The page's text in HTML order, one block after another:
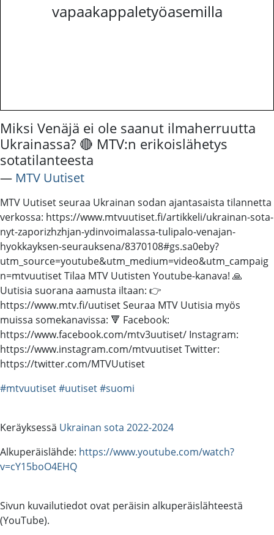
vapaakappaletyöasemilla
Miksi Venäjä ei ole saanut ilmaherruutta
Ukrainassa? 🔴 MTV:n erikoislähetys
sotatilanteesta
― MTV Uutiset
MTV Uutiset seuraa Ukrainan sodan ajantasaista tilannetta
verkossa: https://www.mtvuutiset.fi/artikkeli/ukrainan-sota-
nyt-zaporizhzhjan-ydinvoimalassa-tulipalo-venajan-
hyokkayksen-seurauksena/8370108#gs.sa0eby?
utm_source=youtube&utm_medium=video&utm_campaig
n=mtvuutiset Tilaa MTV Uutisten Youtube-kanava! 🙏
Uutisia suorana aamusta iltaan: 👉
https://www.mtv.fi/uutiset Seuraa MTV Uutisia myös
muissa somekanavissa: 🔻 Facebook:
https://www.facebook.com/mtv3uutiset/ Instagram:
https://www.instagram.com/mtvuutiset Twitter:
https://twitter.com/MTVUutiset
#mtvuutiset#uutiset#suomi
Keräyksessä Ukrainan sota 2022-2024
Alkuperäislähde: https://www.youtube.com/watch?
v=cY15boO4EHQ
Sivun kuvailutiedot ovat peräisin alkuperäislähteestä
(YouTube).